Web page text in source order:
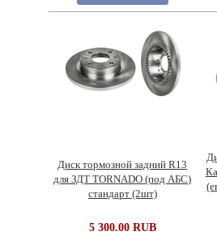
Диск тормозной задний R13
для ЗДТ TORNADO (под АБС)
стандарт (2шт)
5 300.00 RUB